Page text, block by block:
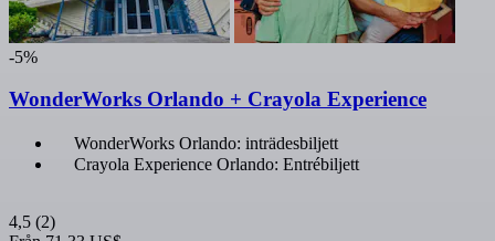
-5%
WonderWorks Orlando + Crayola Experience
WonderWorks Orlando: inträdesbiljett
Crayola Experience Orlando: Entrébiljett
4,5 (2)